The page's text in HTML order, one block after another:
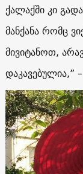
ქალაქში კი
მანქანა რომც
მივიტანოთ,
დაკავებულია,” –